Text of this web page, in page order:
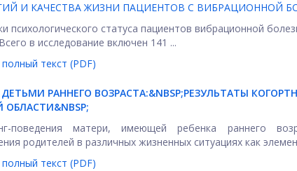
И КАЧЕСТВА ЖИЗНИ ПАЦИЕНТОВ С ВИБРАЦИОННОЙ
психологического статуса пациентов вибрационной
в исследование включен 141 ...
текст (PDF)
РАННЕГО ВОЗРАСТА:&NBSP;РЕЗУЛЬТАТЫ
поведения матери, имеющей ребенка раннего
родителей в различных жизненных ситуациях как
текст (PDF)